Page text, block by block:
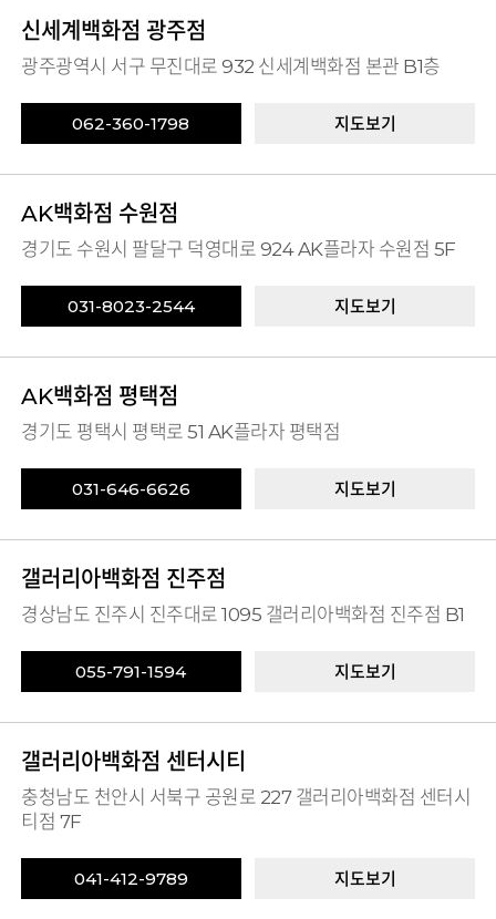
신세계백화점 광주점
광주광역시 서구 무진대로 932 신세계백화점 본관 B1층
062-360-1798 지도보기
AK백화점 수원점
경기도 수원시 팔달구 덕영대로 924 AK플라자 수원점 5F
031-8023-2544 지도보기
AK백화점 평택점
경기도 평택시 평택로 51 AK플라자 평택점
031-646-6626 지도보기
갤러리아백화점 진주점
경상남도 진주시 진주대로 1095 갤러리아백화점 진주점 B1
055-791-1594 지도보기
갤러리아백화점 센터시티
충청남도 천안시 서북구 공원로 227 갤러리아백화점 센터시
티점 7F
041-412-9789 지도보기